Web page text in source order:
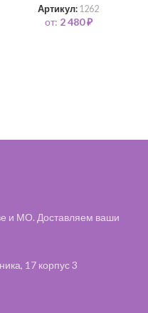
Артикул: 1262
от: 2 480₽
и МО. Доставляем ваши
17 корпус 3